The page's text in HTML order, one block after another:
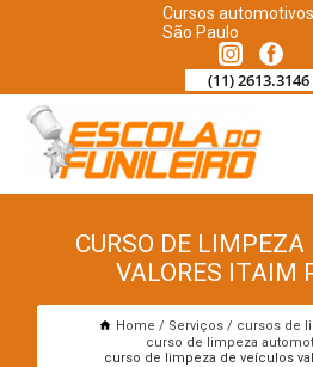
Cursos
São Paulo
(11) 2613.3146
CURSO DE LIMPEZA
VALORES ITAIM
Home Serviços
cursos de
curso de limpeza
curso de limpeza de veículos